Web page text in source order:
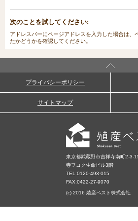
次のことを試してください:
アドレスバーにページアドレスを入力した場合は、
たかどうかを確認してください。
プライバシーポリシー
サイトマップ
東京都武蔵野市吉祥寺南町2-3-
寺フコク生命ビル3階
TEL:0120-493-015
FAX:0422-27-9070
(c) 2016 殖産ベスト株式会社